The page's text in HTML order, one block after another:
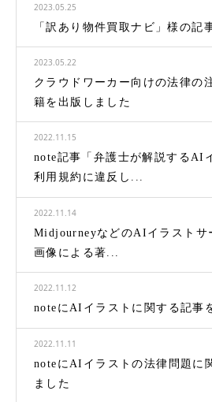
2023.05.25
「訳あり物件買取ナビ」様の記
2023.05.22
クラウドワーカー向けの法律の
籍を出版しました
2022.11.15
note記事「弁護士が解説するAI
利用規約に違反し...
2022.11.14
MidjourneyなどのAIイラストサ
画像による著...
2022.11.12
noteにAIイラストに関する記事
2022.11.11
noteにAIイラストの法律問題に
ました